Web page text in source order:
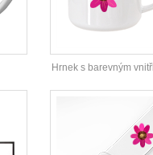
Hrnek s barevným